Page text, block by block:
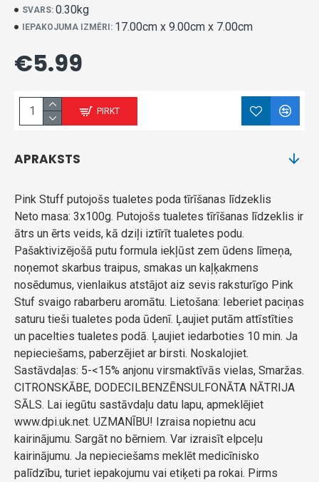
SVARS: 0.30kg
IEPAKOJUMA IZMĒRI: 17.00cm x 9.00cm x 7.00cm
€5.99
PIRKT
APRAKSTS
Pink Stuff putojošs tualetes poda tīrīšanas līdzeklis
Neto masa: 3x100g. Putojošs tualetes tīrīšanas līdzeklis ir
ātrs un ērts veids, kā dziļi iztīrīt tualetes podu.
Pašaktivizējošā putu formula iekļūst zem ūdens līmeņa,
noņemot skarbus traipus, smakas un kaļķakmens
nosēdumus, vienlaikus atstājot aiz sevis raksturīgo Pink
Stuf svaigo rabarberu aromātu. Lietošana: Ieberiet paciņas
saturu tieši tualetes poda ūdenī. Ļaujiet putām attīstīties
un pacelties tualetes podā. Ļaujiet iedarboties 10 min. Ja
nepieciešams, paberzējiet ar birsti. Noskalojiet.
Sastāvdaļas: 5-<15% anjonu virsmaktīvās vielas, Smaržas.
CITRONSKĀBE, DODECILBENZĒNSULFONĀTA NĀTRIJA
SĀLS. Lai iegūtu sastāvdaļu datu lapu, apmeklējiet
www.dpi.uk.net. UZMANĪBU! Izraisa nopietnu acu
kairinājumu. Sargāt no bērniem. Var izraisīt elpceļu
kairinājumu. Ja nepieciešams meklēt medicīnisko
palīdzību, turiet iepakojumu vai etiķeti pa rokai. Pirms